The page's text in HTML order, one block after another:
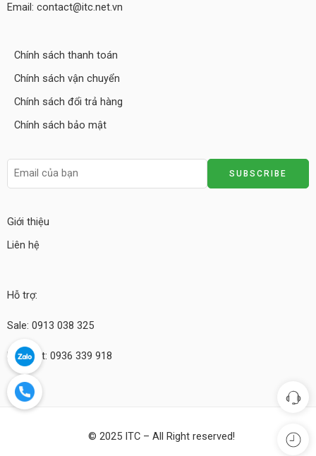
Email: contact@itc.net.vn
Chính sách thanh toán
Chính sách vận chuyển
Chính sách đổi trả hàng
Chính sách bảo mật
Giới thiệu
Liên hệ
Hỗ trợ:
Sale: 0913 038 325
Kỹ thuật: 0936 339 918
© 2025 ITC – All Right reserved!